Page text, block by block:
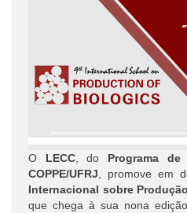
O LECC, do Programa
COPPE/UFRJ , promove em
Internacional sobre
que chega à sua nona